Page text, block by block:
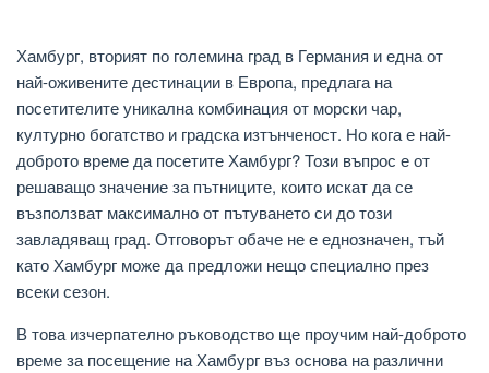
Хамбург, вторият по големина град в Германия и една от
най-оживените дестинации в Европа, предлага на
посетителите уникална комбинация от морски чар,
културно богатство и градска изтънченост. Но кога е най-
доброто време да посетите Хамбург? Този въпрос е от
решаващо значение за пътниците, които искат да се
възползват максимално от пътуването си до този
завладяващ град. Отговорът обаче не е еднозначен, тъй
като Хамбург може да предложи нещо специално през
всеки сезон.
В това изчерпателно ръководство ще проучим най-доброто
време за посещение на Хамбург въз основа на различни